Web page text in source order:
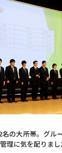
の大所帯。グル
理に気を配りまし